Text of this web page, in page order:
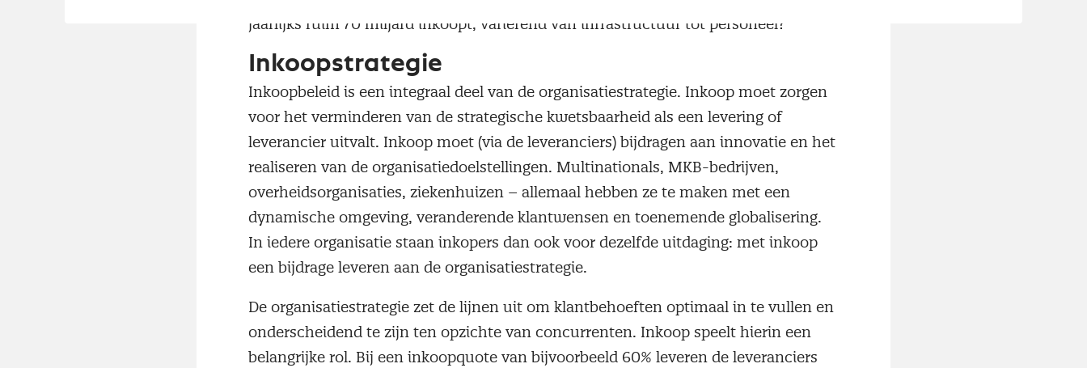
jaarlijks ruim 70 miljard inkoopt, variërend van infrastructuur tot personeel?
Inkoopstrategie
Inkoopbeleid is een integraal deel van de organisatiestrategie. Inkoop moet zorgen
voor het verminderen van de strategische kwetsbaarheid als een levering of
leverancier uitvalt. Inkoop moet (via de leveranciers) bijdragen aan innovatie en het
realiseren van de organisatiedoelstellingen. Multinationals, MKB-bedrijven,
overheidsorganisaties, ziekenhuizen – allemaal hebben ze te maken met een
dynamische omgeving, veranderende klantwensen en toenemende globalisering.
In iedere organisatie staan inkopers dan ook voor dezelfde uitdaging: met inkoop
een bijdrage leveren aan de organisatiestrategie.
De organisatiestrategie zet de lijnen uit om klantbehoeften optimaal in te vullen en
onderscheidend te zijn ten opzichte van concurrenten. Inkoop speelt hierin een
belangrijke rol. Bij een inkoopquote van bijvoorbeeld 60% leveren de leveranciers